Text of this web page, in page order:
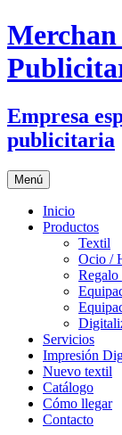
Merchan
Empresa
publicitaria
Menú Saltar
al
contenido
Inicio
Productos
Textil
Ocio /
Servicios
Impresión
Nuevo textil
Catálogo
Cómo llegar
Contacto